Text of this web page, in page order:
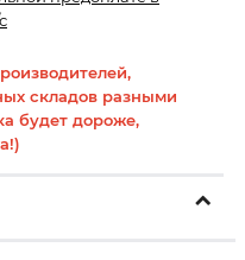
складов разными
будет дороже,